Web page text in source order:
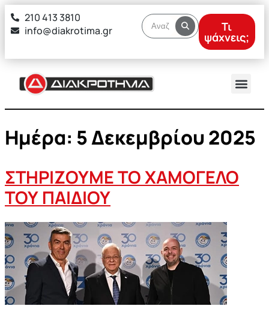
στο
περιεχόμενο
210 413 3810
info@diakrotima.gr
Τι
ψάχνεις;
Ημέρα: 5 Δεκεμβρίου 2025
ΣΤΗΡΙΖΟΥΜΕ ΤΟ ΧΑΜΟΓΕΛΟ
ΤΟΥ ΠΑΙΔΙΟΥ